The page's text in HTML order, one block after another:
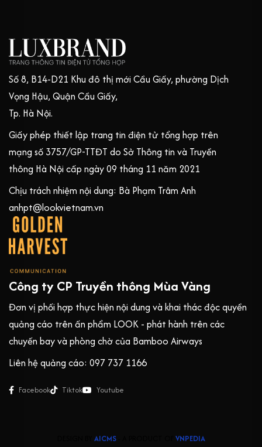
Số 8, B14-D21 Khu đô thị mới Cầu Giấy, phường Dịch
Vọng Hậu, Quận Cầu Giấy,
Tp. Hà Nội.
Giấy phép thiết lập trang tin điện tử tổng hợp trên
mạng số 3757/GP-TTĐT do Sở Thông tin và Truyền
thông Hà Nội cấp ngày 09 tháng 11 năm 2021
Chịu trách nhiệm nội dung: Bà Phạm Trâm Anh
anhpt@lookvietnam.vn
Công ty CP Truyền thông Mùa Vàng
Đơn vị phối hợp thực hiện nội dung và khai thác độc quyền
quảng cáo trên ấn phẩm LOOK - phát hành trên các
chuyến bay và phòng chờ của Bamboo Airways
Liên hệ quảng cáo: 097 737 1166
Facebook Tiktok Youtube
AICMS- A PRODUCT OF VNPEDIA